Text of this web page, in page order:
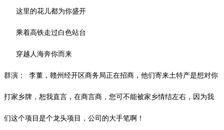
这里的花儿都为你盛开
乘着高铁走过白色站台
穿越人海奔你而来
群演： 李董，赣州经开区商务局正在招商，他们寄来土特产是想对你
打家乡牌，恕我直言，在商言商，您可不能被家乡情结左右，因为我
们这个项目是个龙头项目，公司的大手笔啊！